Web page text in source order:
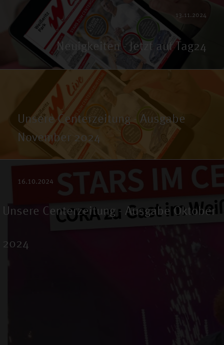
13.11.2024
Neuigkeiten - Jetzt auf Tag24
Unsere Centerzeitung - Ausgabe
November 2024
16.10.2024
Unsere Centerzeitung - Ausgabe Oktober
2024